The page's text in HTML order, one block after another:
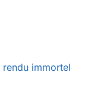
rendu immortel